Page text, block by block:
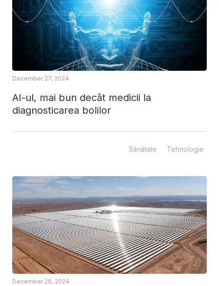
AI-ul, mai bun decât medicii la
diagnosticarea bolilor
December 27, 2024
Sănătate Tehnologie
December 26, 2024